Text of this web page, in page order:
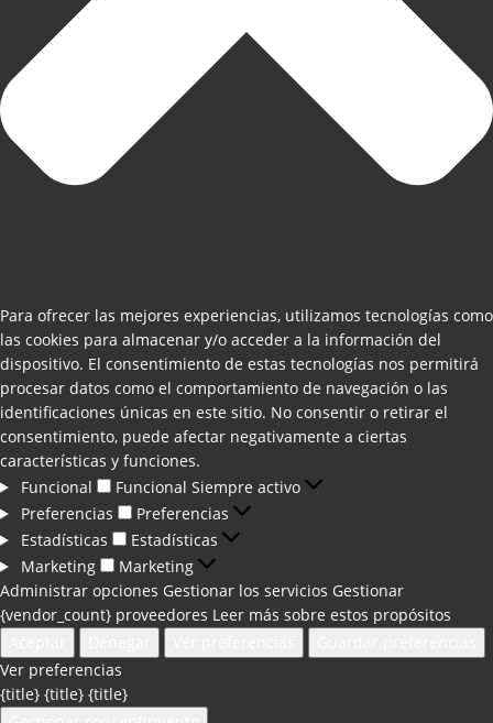
Para ofrecer las mejores experiencias, utilizamos tecnologías como
las cookies para almacenar y/o acceder a la información del
dispositivo. El consentimiento de estas tecnologías nos permitirá
procesar datos como el comportamiento de navegación o las
identificaciones únicas en este sitio. No consentir o retirar el
consentimiento, puede afectar negativamente a ciertas
características y funciones.
Funcional
Funcional Siempre activo
Preferencias
Preferencias
Estadísticas
Estadísticas
Marketing
Marketing
Administrar opciones Gestionar los servicios Gestionar
{vendor_count} proveedores Leer más sobre estos propósitos
Ver preferencias
{title} {title} {title}